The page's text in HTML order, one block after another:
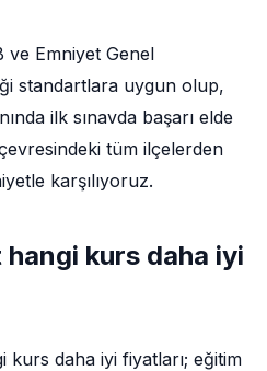
ve Emniyet Genel
standartlara uygun olup,
ilk sınavda başarı elde
tüm ilçelerden
karşılıyoruz.
kurs daha iyi
kurs daha iyi fiyatları; eğitim